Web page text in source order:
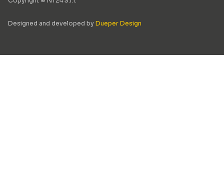
Designed and developed by Dueper Design